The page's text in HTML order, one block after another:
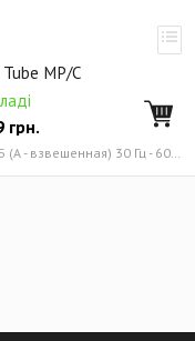
Tube MP/C
грн.
> 90 дБ (A - взвешенная) 30 Гц - 60 кГц (+- 1 дБ)